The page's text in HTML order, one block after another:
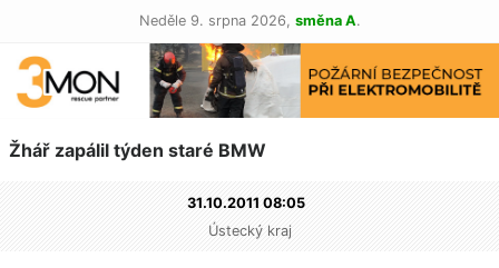
Neděle 9. srpna 2026, směna A.
Žhář zapálil týden staré BMW
31.10.2011 08:05
Ústecký kraj